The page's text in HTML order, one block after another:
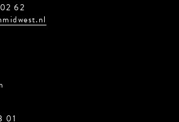
62
01